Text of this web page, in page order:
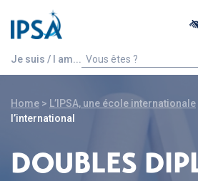
@ -0,0 +1,7 @@
Je suis / I am... Vous êtes ?
Home > L’IPSA, une école internationale
l’international
DOUBLES